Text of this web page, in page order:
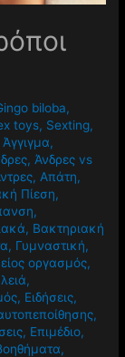
biloba,
toys, Sexting,
Άγγιγμα,
, Άνδρες vs
, Απάτη,
Πίεση,
,
, Βακτηριακή
, Γυμναστική,
οργασμός,
,
, Ειδήσεις,
,
, Επιμέδιο,
,